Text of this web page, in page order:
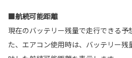
■航続可能距離
現在のバッテリー残量で走行できる予
た、エアコン使用時は、バッテリー